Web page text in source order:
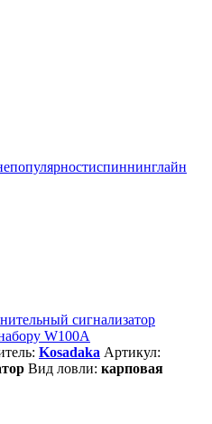
популярностиспиннинглайн
сигнализатор
W100A
Kosadaka Артикул:
Вид ловли: карповая